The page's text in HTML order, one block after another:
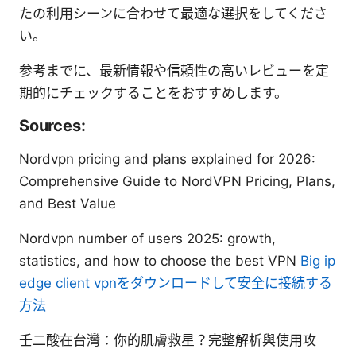
たの利用シーンに合わせて最適な選択をしてくださ
い。
参考までに、最新情報や信頼性の高いレビューを定
期的にチェックすることをおすすめします。
Sources:
Nordvpn pricing and plans explained for 2026:
Comprehensive Guide to NordVPN Pricing, Plans,
and Best Value
Nordvpn number of users 2025: growth,
statistics, and how to choose the best VPN Big ip
edge client vpnをダウンロードして安全に接続する
方法
壬二酸在台灣：你的肌膚救星？完整解析與使用攻